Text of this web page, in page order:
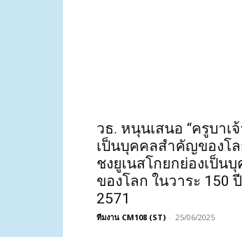
วธ. หนุนเสนอ “ครูบาเ
เป็นบุคคลสำคัญของโ
ชงยูเนสโกยกย่องเป็น
ของโลก ในวาระ 150
2571
ทีมงาน CM108 (ST) - 25/06/2025